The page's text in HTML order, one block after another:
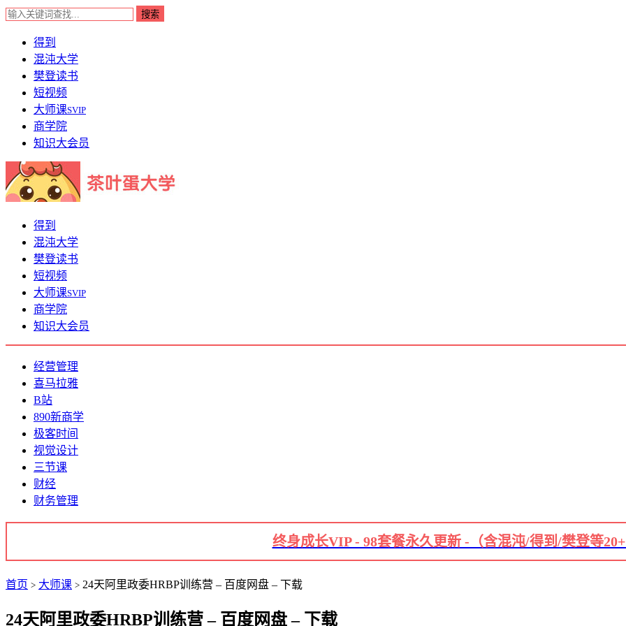
得到
混沌大学
樊登读书
短视频
大师课SVIP
商学院
知识大会员
得到
混沌大学
樊登读书
短视频
大师课SVIP
商学院
知识大会员
经营管理
喜马拉雅
B站
890新商学
极客时间
视觉设计
三节课
财经
财务管理
终身成长VIP - 98套餐永久更新 -（含混沌/得到/樊登等
首页 > 大师课 > 24天阿里政委HRBP训练营 – 百度网盘 – 下载
24天阿里政委HRBP训练营 – 百度网盘 – 下载